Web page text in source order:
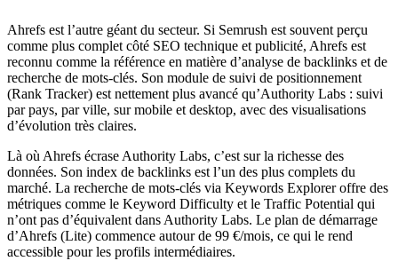
Ahrefs est l’autre géant du secteur. Si Semrush est souvent perçu
comme plus complet côté SEO technique et publicité, Ahrefs est
reconnu comme la référence en matière d’analyse de backlinks et de
recherche de mots-clés. Son module de suivi de positionnement
(Rank Tracker) est nettement plus avancé qu’Authority Labs : suivi
par pays, par ville, sur mobile et desktop, avec des visualisations
d’évolution très claires.
Là où Ahrefs écrase Authority Labs, c’est sur la richesse des
données. Son index de backlinks est l’un des plus complets du
marché. La recherche de mots-clés via Keywords Explorer offre des
métriques comme le Keyword Difficulty et le Traffic Potential qui
n’ont pas d’équivalent dans Authority Labs. Le plan de démarrage
d’Ahrefs (Lite) commence autour de 99 €/mois, ce qui le rend
accessible pour les profils intermédiaires.